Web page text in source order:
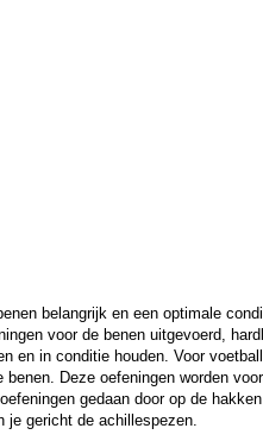
belangrijk en een optimale
voor de benen uitgevoerd,
en in conditie houden. Voor
benen. Deze oefeningen worden
gedaan door op de
je gericht de achillespezen.